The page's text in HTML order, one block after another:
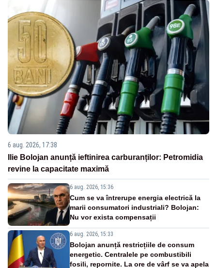
6 aug. 2026, 17:38
Ilie Bolojan anunță ieftinirea carburanților: Petromidia
revine la capacitate maximă
6 aug. 2026, 15:36
Cum se va întrerupe energia electrică la
marii consumatori industriali? Bolojan:
Nu vor exista compensații
6 aug. 2026, 15:33
Bolojan anunță restricțiile de consum
energetic. Centralele pe combustibili
fosili, repornite. La ore de vârf se va apela